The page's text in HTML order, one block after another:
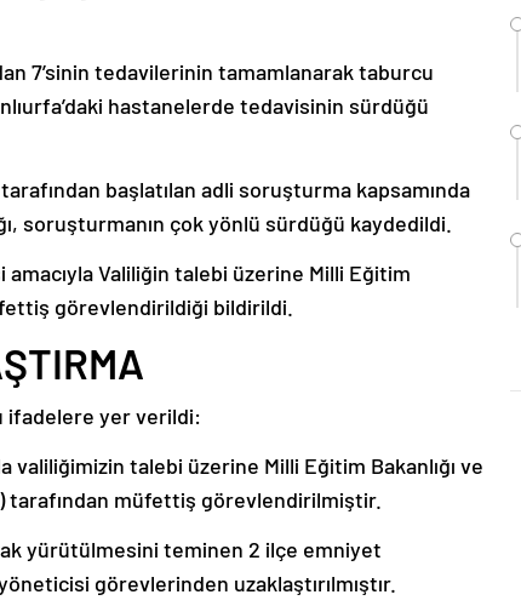
7’sinin tedavilerinin tamamlanarak taburcu
hastanelerde tedavisinin sürdüğü
başlatılan adli soruşturma kapsamında
soruşturmanın çok yönlü sürdüğü kaydedildi.
Valiliğin talebi üzerine Milli Eğitim
görevlendirildiği bildirildi.
ifadelere yer verildi:
valiliğimizin talebi üzerine Milli Eğitim Bakanlığı ve
tarafından müfettiş görevlendirilmiştir.
yürütülmesini teminen 2 ilçe emniyet
görevlerinden uzaklaştırılmıştır.